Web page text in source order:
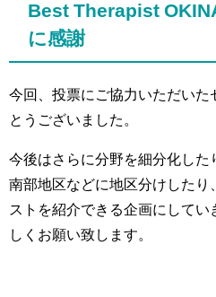
Best Therapist
に感謝
今回、投票にご協力いただいた
とうございました。
今後はさらに分野を細分化した
南部地区などに地区分けしたり
ストを紹介できる企画にしてい
しくお願い致します。